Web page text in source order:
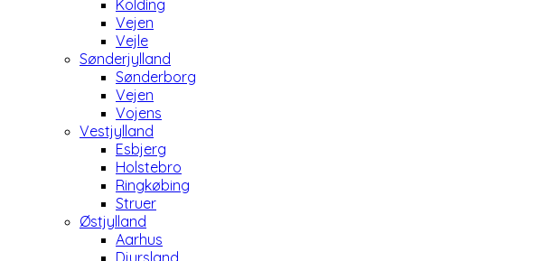
Kolding
Vejen
Vejle
Sønderjylland
Sønderborg
Vejen
Vojens
Vestjylland
Esbjerg
Holstebro
Ringkøbing
Struer
Østjylland
Aarhus
Djursland